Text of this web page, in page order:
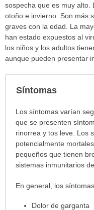
sospecha que es muy alto.
otoño e invierno. Son más
graves con la edad. La
han estado expuestos al
los niños y los adultos
aunque pueden presentar
Síntomas
Síntomas
sido
extendido.
Los síntomas varían
que se presenten
rinorrea y tos leve. Los
potencialmente
pequeños que tienen
sistemas inmunitarios
En general, los
Dolor de garganta